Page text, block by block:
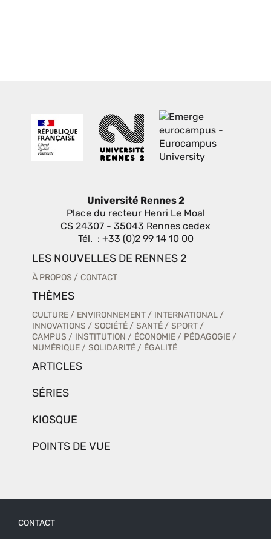
Université Rennes 2
Place du recteur Henri Le Moal
CS 24307 - 35043 Rennes cedex
Tél. : +33 (0)2 99 14 10 00
LES NOUVELLES DE RENNES 2
À PROPOS CONTACT
THÈMES
CULTURE ENVIRONNEMENT
INTERNATIONAL
INNOVATIONS
SOCIÉTÉ SANTÉ
SPORT
CAMPUS
INSTITUTION ÉCONOMIE
PÉDAGOGIE
NUMÉRIQUE
SOLIDARITÉ ÉGALITÉ
ARTICLES
SÉRIES
KIOSQUE
POINTS DE VUE
CONTACT